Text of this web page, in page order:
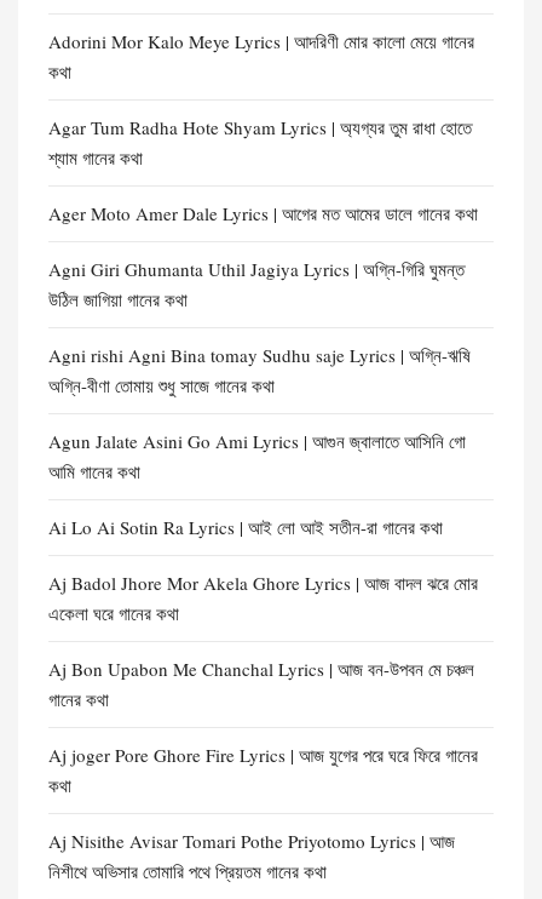
Adorini Mor Kalo Meye Lyrics | আদরিণী মোর কালো মেয়ে গানের
কথা
Agar Tum Radha Hote Shyam Lyrics | অ্যগ্যর তুম রাধা হোতে
শ্যাম গানের কথা
Ager Moto Amer Dale Lyrics | আগের মত আমের ডালে গানের কথা
Agni Giri Ghumanta Uthil Jagiya Lyrics | অগ্নি-গিরি ঘুমন্ত
উঠিল জাগিয়া গানের কথা
Agni rishi Agni Bina tomay Sudhu saje Lyrics | অগ্নি-ঋষি
অগ্নি-বীণা তোমায় শুধু সাজে গানের কথা
Agun Jalate Asini Go Ami Lyrics | আগুন জ্বালাতে আসিনি গো
আমি গানের কথা
Ai Lo Ai Sotin Ra Lyrics | আই লো আই সতীন-রা গানের কথা
Aj Badol Jhore Mor Akela Ghore Lyrics | আজ বাদল ঝরে মোর
একেলা ঘরে গানের কথা
Aj Bon Upabon Me Chanchal Lyrics | আজ বন-উপবন মে চঞ্চল
গানের কথা
Aj joger Pore Ghore Fire Lyrics | আজ যুগের পরে ঘরে ফিরে গানের
কথা
Aj Nisithe Avisar Tomari Pothe Priyotomo Lyrics | আজ
নিশীথে অভিসার তোমারি পথে প্রিয়তম গানের কথা